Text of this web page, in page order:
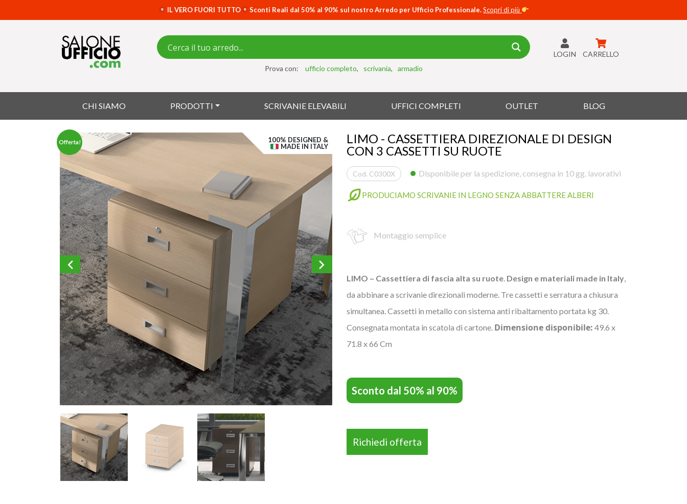
IL VERO FUORI TUTTO Sconti Reali dal 50% al 90% sul nostro Arredo per Ufficio Professionale.Scopri di più
Prova con: ufficio completo scrivania armadio
LOGIN CARRELLO
CHI SIAMO PRODOTTI SCRIVANIE ELEVABILI UFFICI COMPLETI OUTLET BLOG
Offerta!
100% DESIGNED &
MADE IN ITALY
LIMO - CASSETTIERA DIREZIONALE DI DESIGN
CON 3 CASSETTI SU RUOTE
Cod. C0300X Disponibile per la spedizione, consegna in 10 gg. lavorativi
PRODUCIAMO SCRIVANIE IN LEGNO SENZA ABBATTERE ALBERI
Montaggio semplice
LIMO – Cassettiera di fascia alta su ruote. Design e materiali made in Italy,
da abbinare a scrivanie direzionali moderne. Tre cassetti e serratura a chiusura
simultanea. Cassetti in metallo con sistema anti ribaltamento portata kg 30.
Consegnata montata in scatola di cartone. Dimensione disponibile: 49.6 x
71.8 x 66 Cm
Sconto dal 50% al 90%
Richiedi offerta